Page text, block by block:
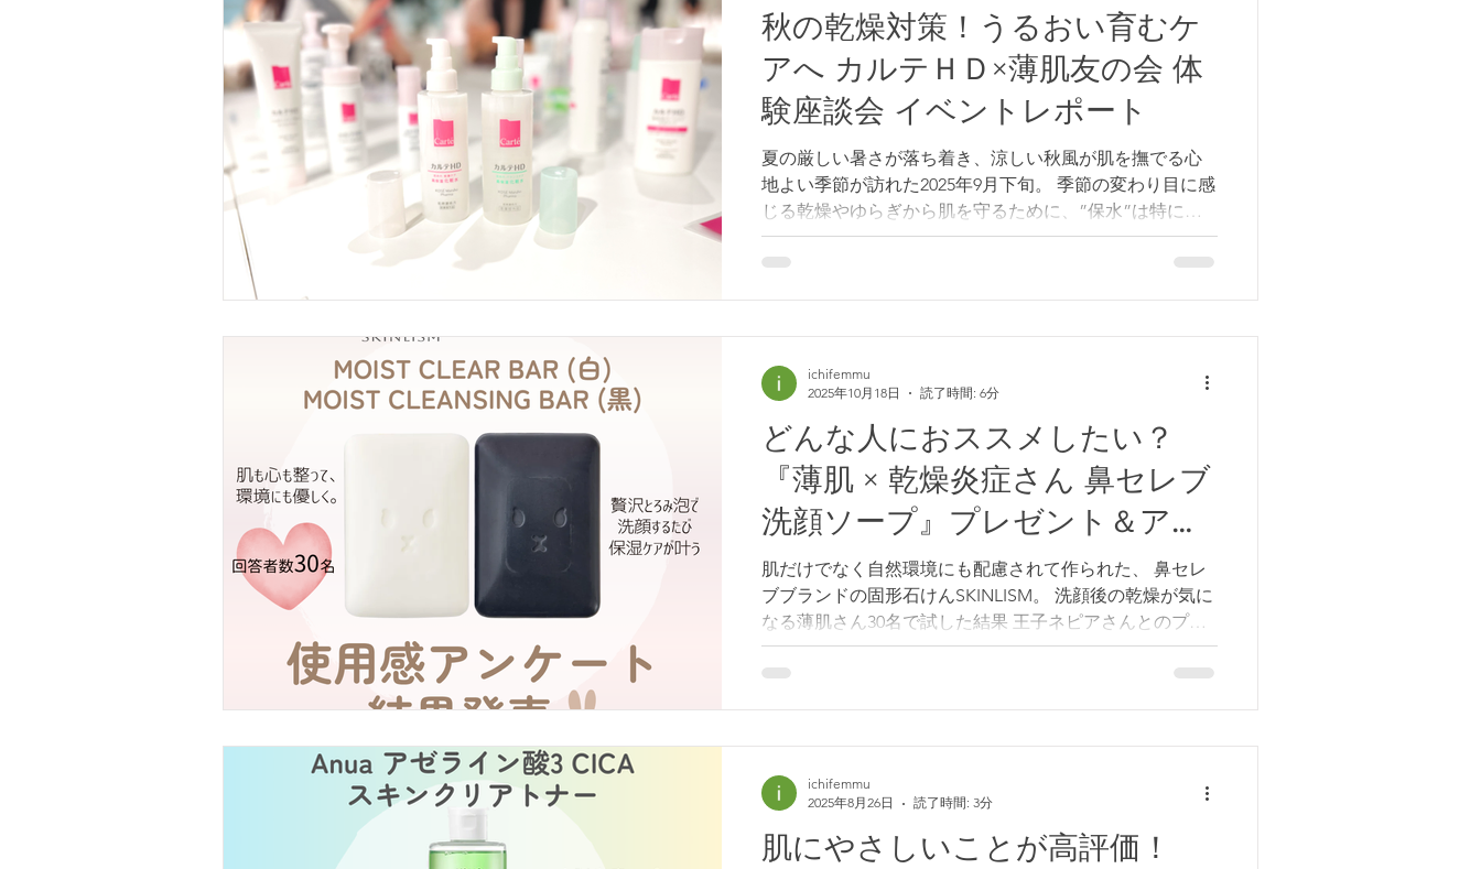
たシャントリと出会う》 薄肌友の会コミュニティでは、
《薄肌の特徴》の解像度をさらに上げてアップデートす
る一環で、薄肌×頭皮あるあるのご意見を募集しました。
たくさんのインプレッションやコメントが集まり、管理
人の主観が入らないように、AI技術で意見を公平にまと
めました。 こちらが、薄肌の特徴にあてはまる方々の頭
皮悩みTOP5です。 ♦️1位：ベタつき・皮脂過剰分泌 頭皮
のベタつき、根元がペタッとする 夕方には皮脂が出てに
秋の乾燥対策！うるおい育むケ
アへ カルテＨＤ×薄肌友の会 体
験座談会 イベントレポート
夏の厳しい暑さが落ち着き、涼しい秋風が肌を撫でる心
地よい季節が訪れた2025年9月下旬。 季節の変わり目に感
じる乾燥やゆらぎから肌を守るために、”保水”は特に気
になるキーワードです。 たくさんの保湿成分の中でも、
私たち日本人に聞きなじみのある 「ヘパリン類似物質」
ために 》 これは私の子ども時代の話です。 北海道の地方
都市に住んでいたこの頃、アトピー性皮膚炎が特にひど
く、母親に連れられて皮膚科を受診していました。 母も
私も肌やスキンケアの知識がほとんどないまま、医師か
ら簡易な説明とともに塗り薬だけを渡されて、言われる
がままたっぷり塗り込んでいました。 その中にヘパリン
類似物質配合クリームもあり、初期は特に何も感じずな
んとなく使っていました。 しかし、もともと熱がこもっ
てじゅくじゅく湿っぽかったトラブル部分にだんだん合
わなくなり、赤みやかゆみが悪化して我慢できなくな
り、自己判断で使用を中止してしまいました。 これは私
の想像の範疇なのですが、似た
どんな人におススメしたい？
『薄肌 × 乾燥炎症さん 鼻セレブ
洗顔ソープ』プレゼント＆アン
ケート調査
肌だけでなく自然環境にも配慮されて作られた、 鼻セレ
ブブランドの固形石けんSKINLISM。 洗顔後の乾燥が気に
なる薄肌さん30名で試した結果 王子ネピアさんとのプレ
ゼント＆使用感アンケート調査の結果を発表します！
ichifemmu
2025年10月18日
読了時間: 6分
肌にやさしいことが高評価！
ichifemmu
2025年8月26日
読了時間: 3分